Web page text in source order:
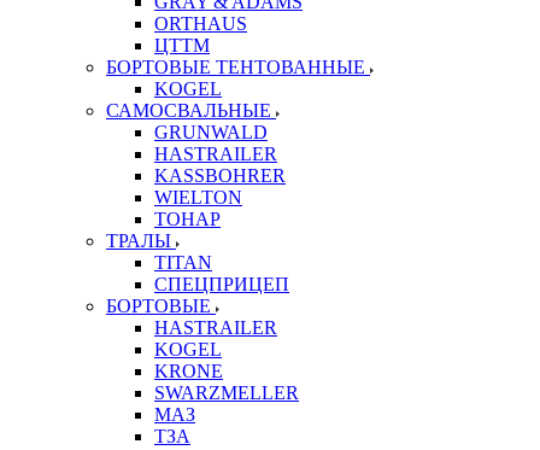
ORTHAUS
ЦТТМ
БОРТОВЫЕ ТЕНТОВАННЫЕ
KOGEL
САМОСВАЛЬНЫЕ
GRUNWALD
HASTRAILER
KASSBOHRER
WIELTON
ТОНАР
ТРАЛЫ
TITAN
СПЕЦПРИЦЕП
БОРТОВЫЕ
HASTRAILER
KOGEL
KRONE
SWARZMELLER
МАЗ
ТЗА